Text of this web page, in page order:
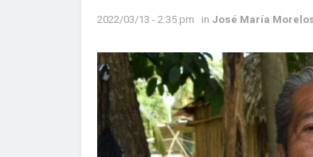
2022/03/13 - 2:35 pm in José María